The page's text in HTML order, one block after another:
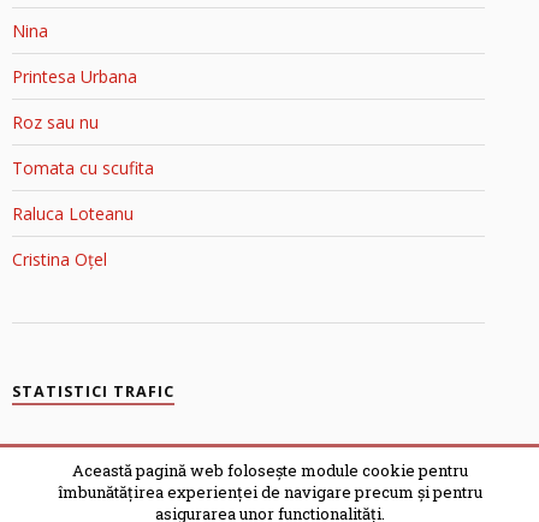
Nina
Printesa Urbana
Roz sau nu
Tomata cu scufita
Raluca Loteanu
Cristina Oțel
STATISTICI TRAFIC
Blondele în Top Blog
Această pagină web folosește module cookie pentru
îmbunătățirea experienței de navigare precum și pentru
asigurarea unor functionalități.